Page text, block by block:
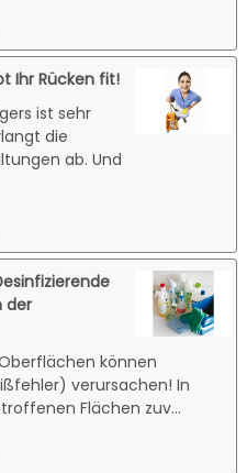
Ihr Rücken fit!
ist sehr
die
ab. Und
der
können
verursachen! In
Flächen zuv...